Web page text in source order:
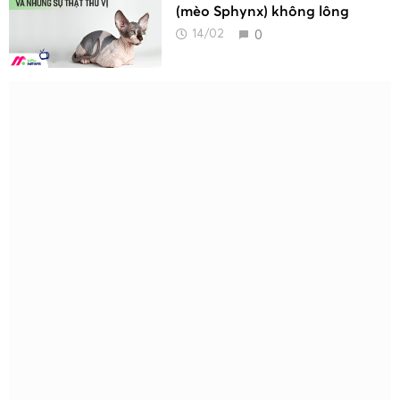
(mèo Sphynx) không lông
14/02 0